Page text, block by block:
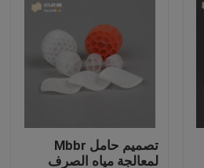
تصميم حامل Mbbr
لمعالجة مياه الصرف